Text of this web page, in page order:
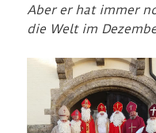
Aber er hat immer
die Welt im